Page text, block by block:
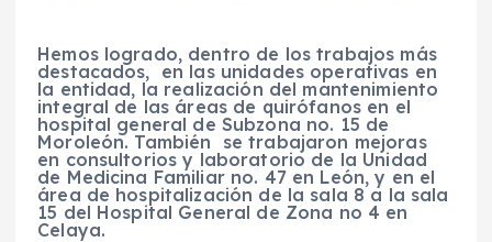
Hemos logrado, dentro de los trabajos más
destacados, en las unidades operativas en
la entidad, la realización del mantenimiento
integral de las áreas de quirófanos en el
hospital general de Subzona no. 15 de
Moroleón. También se trabajaron mejoras
en consultorios y laboratorio de la Unidad
de Medicina Familiar no. 47 en León, y en el
área de hospitalización de la sala 8 a la sala
15 del Hospital General de Zona no 4 en
Celaya.